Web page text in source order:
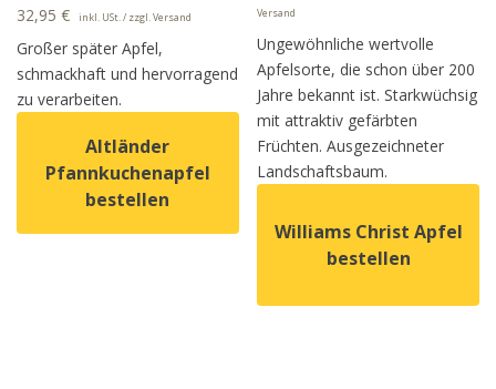
32,95 € inkl. USt. / zzgl. Versand
Großer später Apfel,
schmackhaft und hervorragend
zu verarbeiten.
Altländer
Pfannkuchenapfel
bestellen
Dieses Produkt weist mehrere Varianten auf. Die
Versand
Ungewöhnliche wertvolle
Apfelsorte, die schon über 200
Jahre bekannt ist. Starkwüchsig
mit attraktiv gefärbten
Früchten. Ausgezeichneter
Landschaftsbaum.
Williams Christ Apfel
bestellen